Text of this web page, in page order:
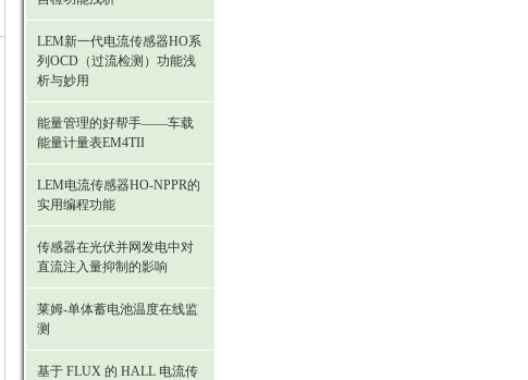
LEM新一代电流传感器HO系
列OCD（过流检测）功能浅
析与妙用
能量管理的好帮手——车载
能量计量表EM4TII
LEM电流传感器HO-NPPR的
实用编程功能
传感器在光伏并网发电中对
直流注入量抑制的影响
莱姆-单体蓄电池温度在线监
测
基于 FLUX 的 HALL 电流传